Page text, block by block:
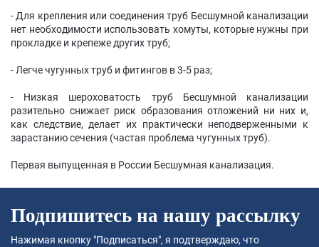
- Для крепления или соединения труб Бесшумной канализации
нет необходимости использовать хомуты, которые нужны при
прокладке и крепеже других труб;
- Легче чугунных труб и фитингов в 3-5 раз;
- Низкая шероховатость труб Бесшумной канализации
разительно снижает риск образования отложений ни них и,
как следствие, делает их практически неподверженными к
зарастанию сечения (частая проблема чугунных труб).
Первая выпущенная в России Бесшумная канализация.
Подпишитесь на нашу рассылку
Нажимая кнопку "Подписаться", я подтверждаю, что